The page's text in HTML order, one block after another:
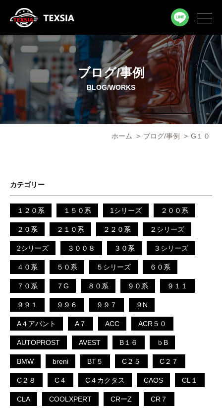
ブログ/事例
BLOG/WORKS
ホーム > ブログ/事例 > G１０
カテゴリー
１２０系 １５０系 1シリーズ ２００系
２０系 ２１０系 ２２０系 ２シリーズ
2シリーズ ３００８ ３０系 ３シリーズ
４０系 ５０系 ５シリーズ ６０系
７０系 ７G ８０系 ９０系 ９１１
９９１ ９９６ ９９７ ９N
A４アバント A７ ACC ACR５０
AUTOPROST AVEST B１６ ｂB
BMW breni BT５ C２５ C２７
C２８ C４ C４カクタス CAOS CL１
CLA COOLXPERT CRーZ CR７